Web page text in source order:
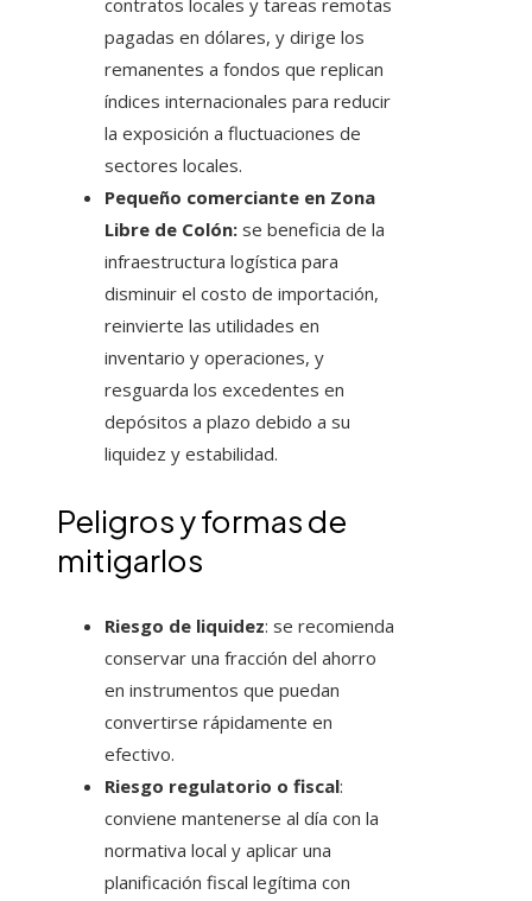
contratos locales y tareas remotas
pagadas en dólares, y dirige los
remanentes a fondos que replican
índices internacionales para reducir
la exposición a fluctuaciones de
sectores locales.
Pequeño comerciante en Zona
Libre de Colón: se beneficia de la
infraestructura logística para
disminuir el costo de importación,
reinvierte las utilidades en
inventario y operaciones, y
resguarda los excedentes en
depósitos a plazo debido a su
liquidez y estabilidad.
Peligros y formas de
mitigarlos
Riesgo de liquidez: se recomienda
conservar una fracción del ahorro
en instrumentos que puedan
convertirse rápidamente en
efectivo.
Riesgo regulatorio o fiscal:
conviene mantenerse al día con la
normativa local y aplicar una
planificación fiscal legítima con